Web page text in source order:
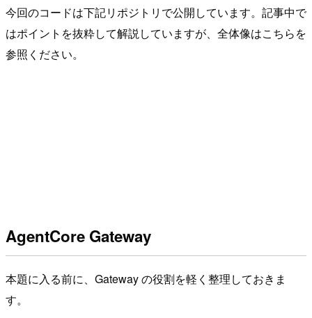
今回のコードは下記リポジトリで公開しています。記事中で
はポイントを抜粋して解説していますが、全体像はこちらを
参照ください。
AgentCore Gateway
本題に入る前に、Gateway の役割を軽く整理しておきま
す。